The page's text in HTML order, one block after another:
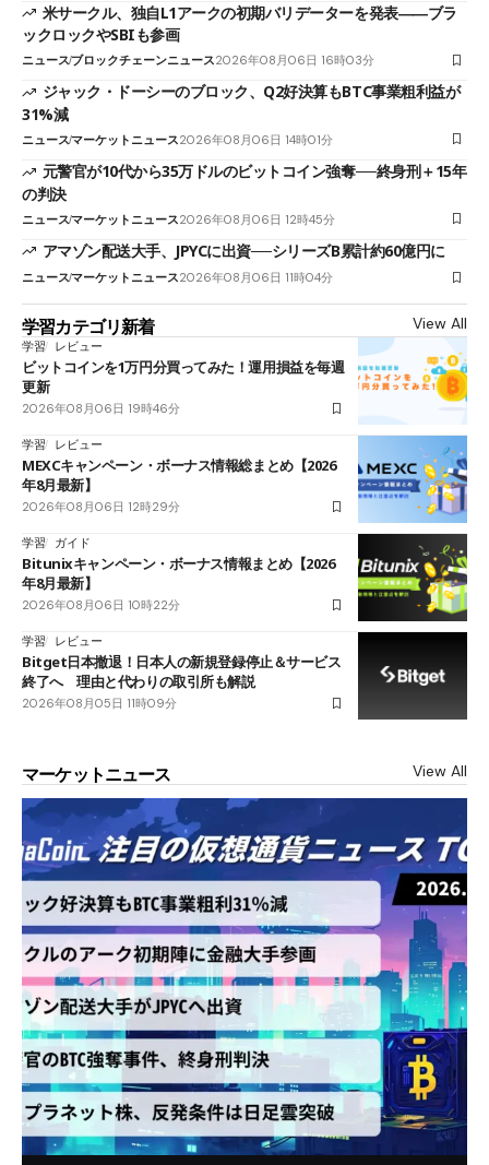
米サークル、独自L1アークの初期バリデーターを発表――ブラ
ックロックやSBIも参画
ニュースブロックチェーンニュース2026年08月06日 16時03分
ジャック・ドーシーのブロック、Q2好決算もBTC事業粗利益が
31%減
ニュースマーケットニュース2026年08月06日 14時01分
元警官が10代から35万ドルのビットコイン強奪──終身刑＋15年
の判決
ニュースマーケットニュース2026年08月06日 12時45分
アマゾン配送大手、JPYCに出資──シリーズB累計約60億円に
ニュースマーケットニュース2026年08月06日 11時04分
学習カテゴリ新着 View All
学習 レビュー
ビットコインを1万円分買ってみた！運用損益を毎週
更新
2026年08月06日 19時46分
学習 レビュー
MEXCキャンペーン・ボーナス情報総まとめ【2026
年8月最新】
2026年08月06日 12時29分
学習 ガイド
Bitunixキャンペーン・ボーナス情報まとめ【2026
年8月最新】
2026年08月06日 10時22分
学習 レビュー
Bitget日本撤退！日本人の新規登録停止＆サービス
終了へ 理由と代わりの取引所も解説
2026年08月05日 11時09分
マーケットニュース View All